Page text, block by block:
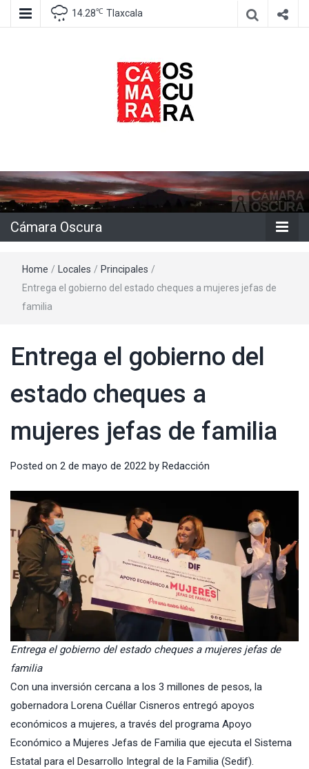
14.28℃ Tlaxcala
Cámara
Oscura
Cámara Oscura
Home / Locales / Principales /
Entrega el gobierno del estado cheques a mujeres jefas de
familia
Entrega el gobierno del
estado cheques a
mujeres jefas de familia
Posted on 2 de mayo de 2022 by Redacción
Entrega el gobierno del estado cheques a mujeres jefas de
familia
Con una inversión cercana a los 3 millones de pesos, la
gobernadora Lorena Cuéllar Cisneros entregó apoyos
económicos a mujeres, a través del programa Apoyo
Económico a Mujeres Jefas de Familia que ejecuta el Sistema
Estatal para el Desarrollo Integral de la Familia (Sedif).